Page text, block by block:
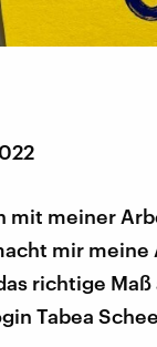
mit meiner
mir meine
richtige
Tabea